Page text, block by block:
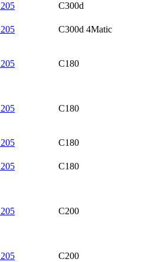
C300d
C300d 4Matic
C180
C180
C180
C180
C200
C200